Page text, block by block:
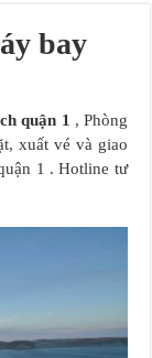
bay
quận 1 , Phòng
xuất vé và giao
1 . Hotline tư